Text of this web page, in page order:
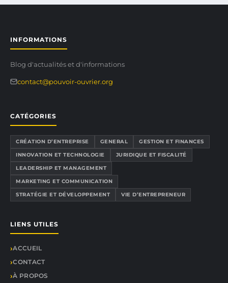
INFORMATIONS
Blog d'actualités et d'informations
contact@pouvoir-ouvrier.org
CATÉGORIES
CRÉATION D’ENTREPRISE GENERAL
GESTION ET FINANCES
INNOVATION ET TECHNOLOGIE
JURIDIQUE ET FISCALITÉ
LEADERSHIP ET MANAGEMENT
MARKETING ET COMMUNICATION
STRATÉGIE ET DÉVELOPPEMENT
VIE D’ENTREPRENEUR
LIENS UTILES
ACCUEIL
CONTACT
À PROPOS